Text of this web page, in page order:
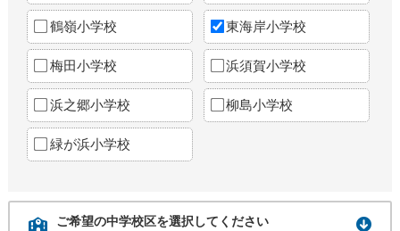
鶴嶺小学校 東海岸小学校
梅田小学校 浜須賀小学校
浜之郷小学校 柳島小学校
緑が浜小学校
ご希望の中学校区を選択してください